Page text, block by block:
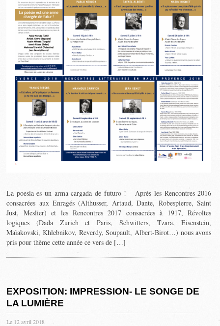
La poesia es un arma cargada de futuro ! Après les Rencontres 2016
consacrées aux Enragés (Althusser, Artaud, Dante, Robespierre, Saint
Just, Meslier) et les Rencontres 2017 consacrées à 1917, Révoltes
logiques (Dada Zurich et Paris, Schwitters, Tzara, Eisenstein,
Maïakovski, Khlebnikov, Reverdy, Soupault, Albert-Birot…) nous avons
pris pour thème cette année ce vers de […]
EXPOSITION: IMPRESSION- LE SONGE DE
LA LUMIÈRE
Le 12 avril 2018